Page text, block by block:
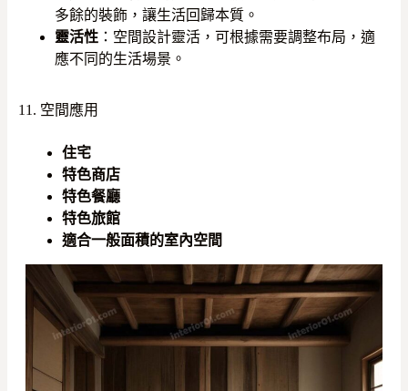
多餘的裝飾，讓生活回歸本質。
靈活性 ：空間設計靈活，可根據需要調整布局，適
應不同的生活場景。
11. 空間應用
住宅
特色商店
特色餐廳
特色旅館
適合一般面積的室內空間